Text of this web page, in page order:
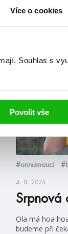
Více o cookies
Souhlas s
Povolit vše
videa
#annamauci
4. 8. 2025
Srpnová
Ola má hoa
budeme při